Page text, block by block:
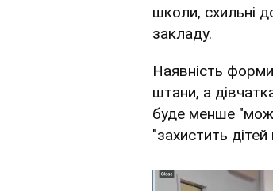
школи, схильні
закладу.
Наявність
штани, а
буде менше
"захистить